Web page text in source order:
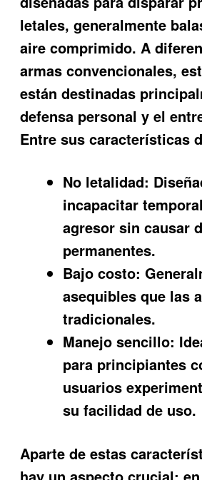
letales, generalmente
aire comprimido. A
armas convencionales,
están destinadas
defensa personal y el
Entre sus características
No letalidad:
incapacitar
agresor sin causar
permanentes.
Bajo costo:
asequibles que las
tradicionales.
Manejo sencillo:
para principiantes
usuarios
su facilidad de uso.
Aparte de estas
hay un aspecto crucial: